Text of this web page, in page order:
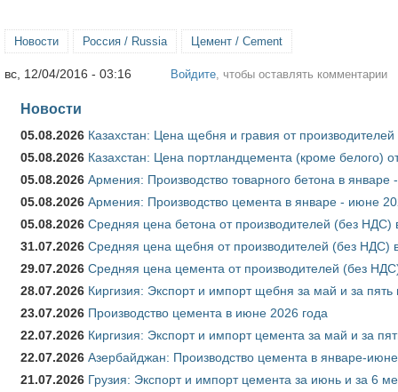
Новости Россия / Russia Цемент / Cement
вс, 12/04/2016 - 03:16 Войдите , чтобы оставлять комментарии
Новости
05.08.2026 Казахстан: Цена щебня и гравия от
05.08.2026 Казахстан: Цена портландцемента (кроме белого)
05.08.2026 Армения: Производство товарного бетона в январе
05.08.2026 Армения: Производство цемента в январе - июне
05.08.2026 Средняя цена бетона от производителей (без НДС)
31.07.2026 Средняя цена щебня от производителей (без НДС)
29.07.2026 Средняя цена цемента от производителей (без
28.07.2026 Киргизия: Экспорт и импорт щебня за май и за
23.07.2026 Производство цемента в июне 2026 года
22.07.2026 Киргизия: Экспорт и импорт цемента за май и за
22.07.2026 Азербайджан: Производство цемента в январе-
21.07.2026 Грузия: Экспорт и импорт цемента за июнь и за 6